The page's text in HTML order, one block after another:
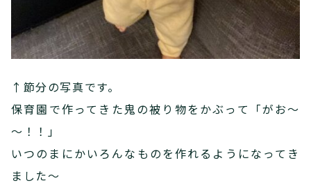
↑節分の写真です。
保育園で作ってきた鬼の被り物をかぶって「がお～
～！！」
いつのまにかいろんなものを作れるようになってき
ました～